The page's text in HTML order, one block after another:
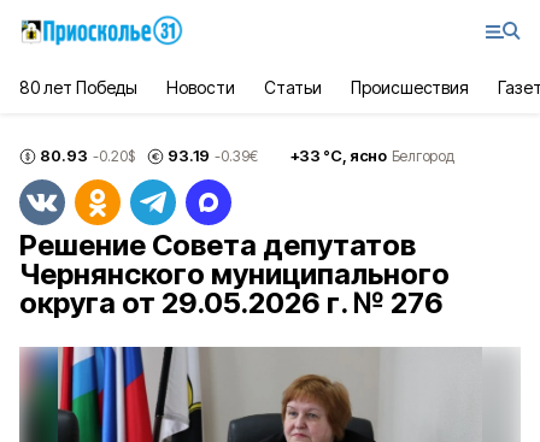
80 лет Победы Новости Статьи Происшествия
80.93 -0.20$ 93.19 -0.39€ +33 °С, ясно Белгород
Решение Совета депутатов
Чернянского муниципального
округа от 29.05.2026 г. № 276